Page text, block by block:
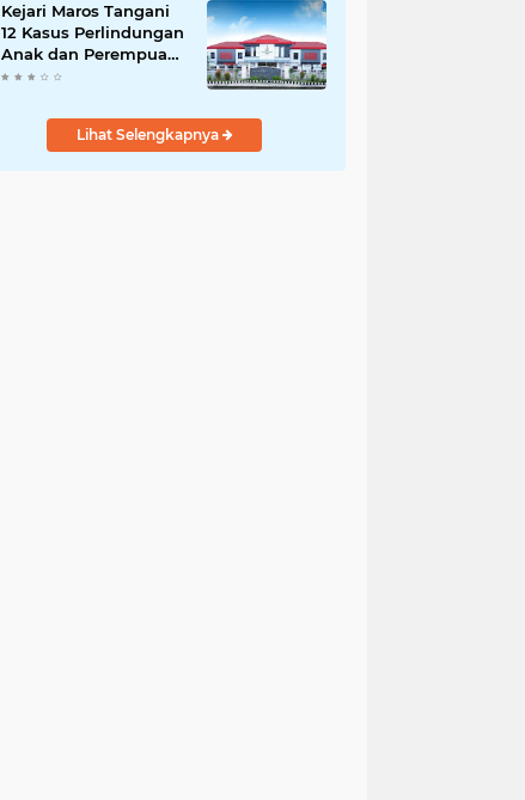
Kejari Maros Tangani
12 Kasus Perlindungan
Anak dan Perempuan
Hingga Juli 2026
Lihat Selengkapnya